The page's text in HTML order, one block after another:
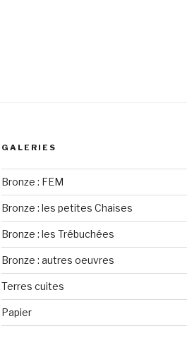
GALERIES
Bronze : FEM
Bronze : les petites Chaises
Bronze : les Trébuchées
Bronze : autres oeuvres
Terres cuites
Papier